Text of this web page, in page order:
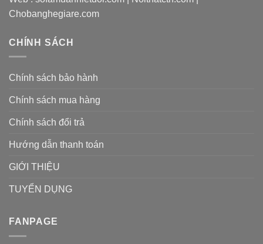
Chobanghegiare.com
CHÍNH SÁCH
Chính sách bảo hành
Chính sách mua hàng
Chính sách đổi trả
Hướng dẫn thanh toán
GIỚI THIỆU
TUYỂN DỤNG
FANPAGE